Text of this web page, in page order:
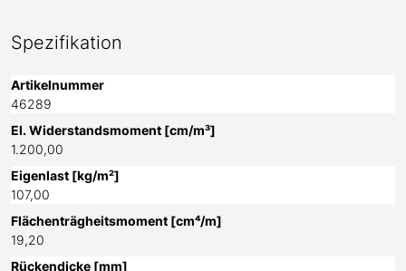
Spezifikation
Artikelnummer
46289
El. Widerstandsmoment [cm/m³]
1.200,00
Eigenlast [kg/m²]
107,00
Flächenträgheitsmoment [cm⁴/m]
19,20
Rückendicke [mm]